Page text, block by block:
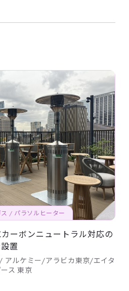
/ パラソルヒーター
ーボンニュートラル対応の
置
アルケミー/アラビカ東京/エイタ
ス 東京